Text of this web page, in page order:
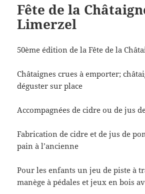
Fête de la
Limerzel
50ème édition de la Fête de la
Châtaignes crues à emporter;
déguster sur place
Accompagnées de cidre ou de jus
Fabrication de cidre et de jus de
pain à l’ancienne
Pour les enfants un jeu de piste à
manège à pédales et jeux en bois